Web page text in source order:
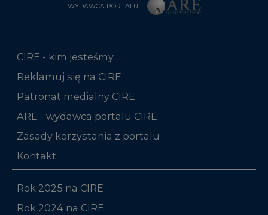
WYDAWCA PORTALU
CIRE - kim jesteśmy
Reklamuj się na CIRE
Patronat medialny CIRE
ARE - wydawca portalu CIRE
Zasady korzystania z portalu
Kontakt
Rok 2025 na CIRE
Rok 2024 na CIRE